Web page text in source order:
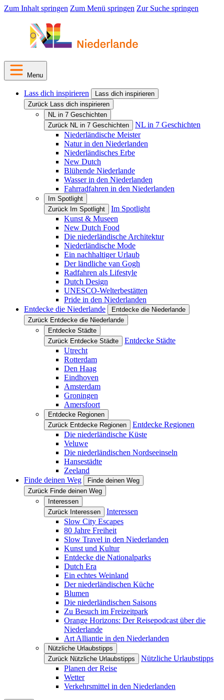
Zum Inhalt springen Zum Menü springen Zur Suche springen
Menu
Lass dich inspirieren
Lass dich inspirieren
Zurück Lass dich inspirieren
NL in 7 Geschichten
Zurück NL in 7 Geschichten
NL in 7 Geschichten
Niederländische Meister
Natur in den Niederlanden
Niederländisches Erbe
New Dutch
Blühende Niederlande
Wasser in den Niederlanden
Fahrradfahren in den Niederlanden
Im Spotlight
Zurück Im Spotlight
Im Spotlight
Kunst & Museen
New Dutch Food
Die niederländische Architektur
Niederländische Mode
Ein nachhaltiger Urlaub
Der ländliche van Gogh
Radfahren als Lifestyle
Dutch Design
UNESCO-Welterbestätten
Pride in den Niederlanden
Entdecke die Niederlande
Entdecke die Niederlande
Zurück Entdecke die Niederlande
Entdecke Städte
Zurück Entdecke Städte
Entdecke Städte
Utrecht
Rotterdam
Den Haag
Eindhoven
Amsterdam
Groningen
Amersfoort
Entdecke Regionen
Zurück Entdecke Regionen
Entdecke Regionen
Die niederländische Küste
Veluwe
Die niederländischen Nordseeinseln
Hansestädte
Zeeland
Finde deinen Weg
Finde deinen Weg
Zurück Finde deinen Weg
Interessen
Zurück Interessen
Interessen
Slow City Escapes
80 Jahre Freiheit
Slow Travel in den Niederlanden
Kunst und Kultur
Entdecke die Nationalparks
Dutch Era
Ein echtes Weinland
Der niederländischen Küche
Blumen
Die niederländischen Saisons
Zu Besuch im Freizeitpark
Orange Horizons: Der Reisepodcast über die
Niederlande
Art Alliantie in den Niederlanden
Nützliche Urlaubstipps
Zurück Nützliche Urlaubstipps
Nützliche Urlaubstipps
Planen der Reise
Wetter
Verkehrsmittel in den Niederlanden